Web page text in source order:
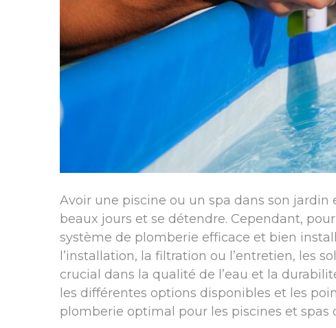
Avoir une piscine ou un spa dans son
beaux jours et se détendre. Cependant,
système de plomberie efficace et bien
l’installation, la filtration ou l’entretien, les
crucial dans la qualité de l’eau et la
les différentes options disponibles et les
plomberie optimal pour les piscines et spas